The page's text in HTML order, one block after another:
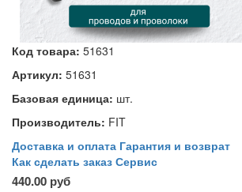
Код товара: 51631
Артикул: 51631
Базовая единица: шт.
Производитель: FIT
Доставка и оплата Гарантия и возврат
Как сделать заказ Сервис
440.00 руб